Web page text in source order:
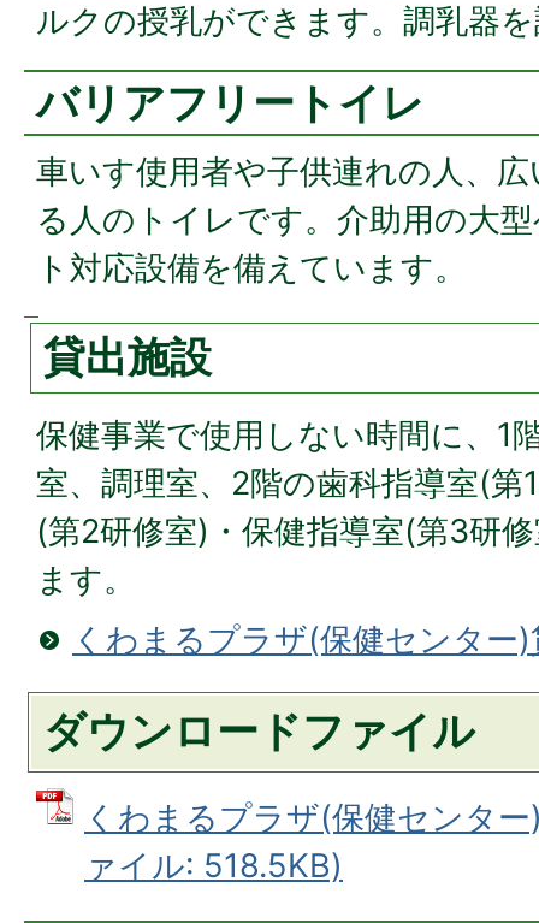
ルクの授乳ができます。調乳器
バリアフリートイレ
車いす使用者や子供連れの人、
る人のトイレです。介助用の大
ト対応設備を備えています。
貸出施設
保健事業で使用しない時間に、1
室、調理室、2階の歯科指導室(第
(第2研修室)・保健指導室(第3研
ます。
くわまるプラザ(保健センター
ダウンロードファイル
くわまるプラザ(保健センタ
ァイル: 518.5KB)